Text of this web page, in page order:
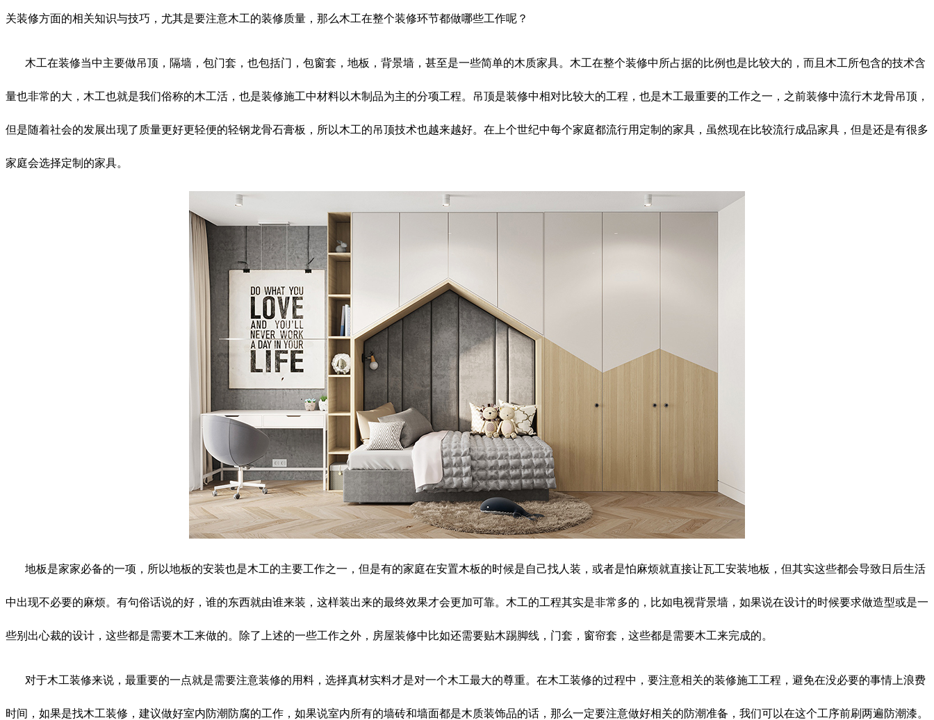
关装修方面的相关知识与技巧，尤其是要注意木工的装修质量，那么木工在整个装修环节都做哪些工作呢？
木工在装修当中主要做吊顶，隔墙，包门套，也包括门，包窗套，地板，背景墙，甚至是一些简单的木质家具。木工在整个装修中所占据的比例也是比较大的，而且木工所包含的技术含
量也非常的大，木工也就是我们俗称的木工活，也是装修施工中材料以木制品为主的分项工程。吊顶是装修中相对比较大的工程，也是木工最重要的工作之一，之前装修中流行木龙骨吊顶，
但是随着社会的发展出现了质量更好更轻便的轻钢龙骨石膏板，所以木工的吊顶技术也越来越好。在上个世纪中每个家庭都流行用定制的家具，虽然现在比较流行成品家具，但是还是有很多
家庭会选择定制的家具。
地板是家家必备的一项，所以地板的安装也是木工的主要工作之一，但是有的家庭在安置木板的时候是自己找人装，或者是怕麻烦就直接让瓦工安装地板，但其实这些都会导致日后生活
中出现不必要的麻烦。有句俗话说的好，谁的东西就由谁来装，这样装出来的最终效果才会更加可靠。木工的工程其实是非常多的，比如电视背景墙，如果说在设计的时候要求做造型或是一
些别出心裁的设计，这些都是需要木工来做的。除了上述的一些工作之外，房屋装修中比如还需要贴木踢脚线，门套，窗帘套，这些都是需要木工来完成的。
对于木工装修来说，最重要的一点就是需要注意装修的用料，选择真材实料才是对一个木工最大的尊重。在木工装修的过程中，要注意相关的装修施工工程，避免在没必要的事情上浪费
时间，如果是找木工装修，建议做好室内防潮防腐的工作，如果说室内所有的墙砖和墙面都是木质装饰品的话，那么一定要注意做好相关的防潮准备，我们可以在这个工序前刷两遍防潮漆。